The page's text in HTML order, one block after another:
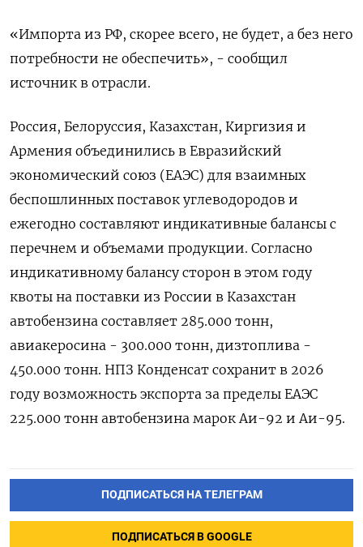
«Импорта из РФ, скорее всего, не будет, а без него
потребности не обеспечить», - сообщил
источник в отрасли.
Россия, Белоруссия, Казахстан, Киргизия и
‌Армения объединились в Евразийский
экономический союз (ЕАЭС) для взаимных
беспошлинных поставок углеводородов и
ежегодно составляют индикативные балансы с
перечнем ‌и объемами продукции. Согласно
индикативному балансу сторон в этом году
квоты на поставки из России в Казахстан
автобензина составляет ​285.000 тонн,
авиакеросина - 300.000 тонн, дизтоплива -
450.000 тонн. НПЗ Конденсат сохранит в 2026
году возможность ‌экспорта за пределы ЕАЭС
225.000 тонн автобензина марок Аи-92 и Аи-95.
ПОДПИСАТЬСЯ НА ТЕЛЕГРАМ
ПОДПИСАТЬСЯ В GOOGLE